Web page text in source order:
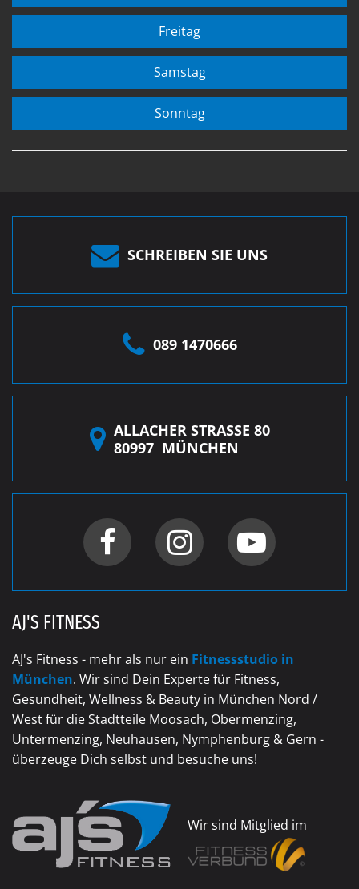
Freitag
Samstag
Sonntag
SCHREIBEN SIE UNS
089 1470666
ALLACHER STRASSE 80
80997 MÜNCHEN
AJ'S FITNESS
AJ's Fitness - mehr als nur ein Fitnessstudio in
München. Wir sind Dein Experte für Fitness,
Gesundheit, Wellness & Beauty in München Nord /
West für die Stadtteile Moosach, Obermenzing,
Untermenzing, Neuhausen, Nymphenburg & Gern -
überzeuge Dich selbst und besuche uns!
Wir sind Mitglied im